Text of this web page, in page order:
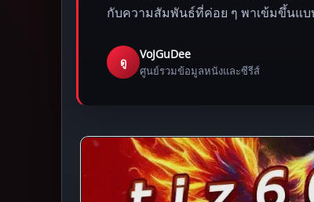
กับความสัมพันธ์ที่ค่อย ๆ พาเข้มขึ้นแบ
ดู
VoJGuDee
ศูนย์รวมข้อมูลหนังและซีรีส์